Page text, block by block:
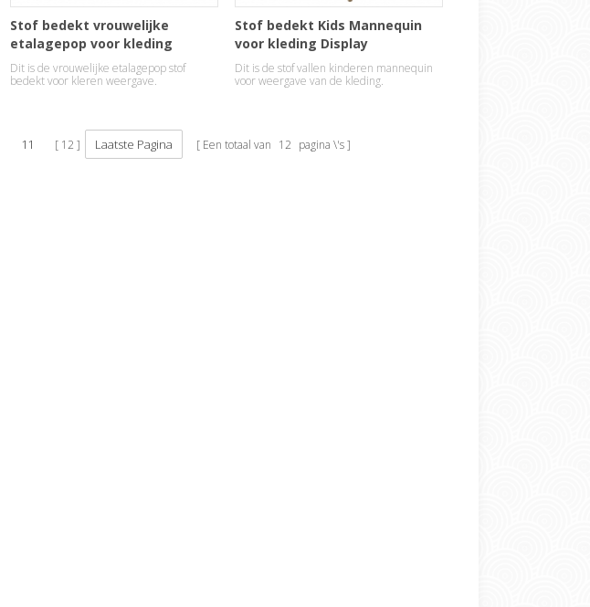
Stof bedekt vrouwelijke
etalagepop voor kleding
Display
Dit is de vrouwelijke etalagepop stof
bedekt voor kleren weergave.
Stof bedekt Kids Mannequin
voor kleding Display
Dit is de stof vallen kinderen mannequin
voor weergave van de kleding.
11 12 Laatste Pagina Een totaal van 12 pagina \'s